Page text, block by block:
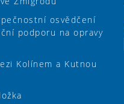
osvědčení
podporu na opravy
Kolínem a Kutnou